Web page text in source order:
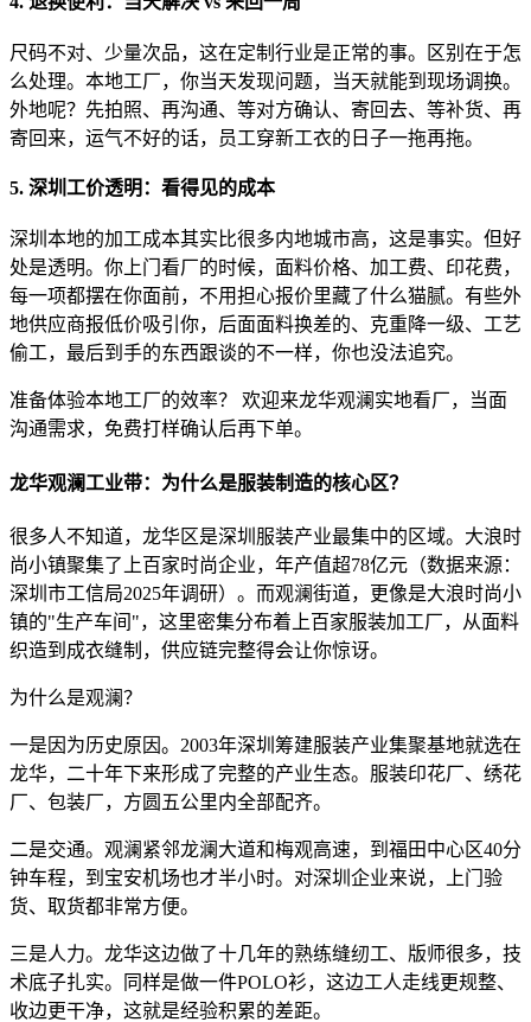
尺码不对、少量次品，这在定制行业是正常的事。区别在于怎
么处理。本地工厂，你当天发现问题，当天就能到现场调换。
外地呢？先拍照、再沟通、等对方确认、寄回去、等补货、再
寄回来，运气不好的话，员工穿新工衣的日子一拖再拖。
5. 深圳工价透明：看得见的成本
深圳本地的加工成本其实比很多内地城市高，这是事实。但好
处是透明。你上门看厂的时候，面料价格、加工费、印花费，
每一项都摆在你面前，不用担心报价里藏了什么猫腻。有些外
地供应商报低价吸引你，后面面料换差的、克重降一级、工艺
偷工，最后到手的东西跟谈的不一样，你也没法追究。
准备体验本地工厂的效率？ 欢迎来龙华观澜实地看厂，当面
沟通需求，免费打样确认后再下单。
龙华观澜工业带：为什么是服装制造的核心区？
很多人不知道，龙华区是深圳服装产业最集中的区域。大浪时
尚小镇聚集了上百家时尚企业，年产值超78亿元（数据来源：
深圳市工信局2025年调研）。而观澜街道，更像是大浪时尚小
镇的"生产车间"，这里密集分布着上百家服装加工厂，从面料
织造到成衣缝制，供应链完整得会让你惊讶。
为什么是观澜？
一是因为历史原因。2003年深圳筹建服装产业集聚基地就选在
龙华，二十年下来形成了完整的产业生态。服装印花厂、绣花
厂、包装厂，方圆五公里内全部配齐。
二是交通。观澜紧邻龙澜大道和梅观高速，到福田中心区40分
钟车程，到宝安机场也才半小时。对深圳企业来说，上门验
货、取货都非常方便。
三是人力。龙华这边做了十几年的熟练缝纫工、版师很多，技
术底子扎实。同样是做一件POLO衫，这边工人走线更规整、
收边更干净，这就是经验积累的差距。